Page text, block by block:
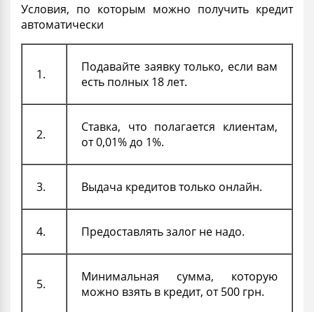
Условия, по которым можно получить кредит
автоматически
1.
Подавайте заявку только, если вам
есть полных 18 лет.
2.
Ставка, что полагается клиентам,
от 0,01% до 1%.
3. Выдача кредитов только онлайн.
4. Предоставлятьзалог не надо.
5.
Минимальная сумма, которую
можно взять в кредит, от 500 грн.